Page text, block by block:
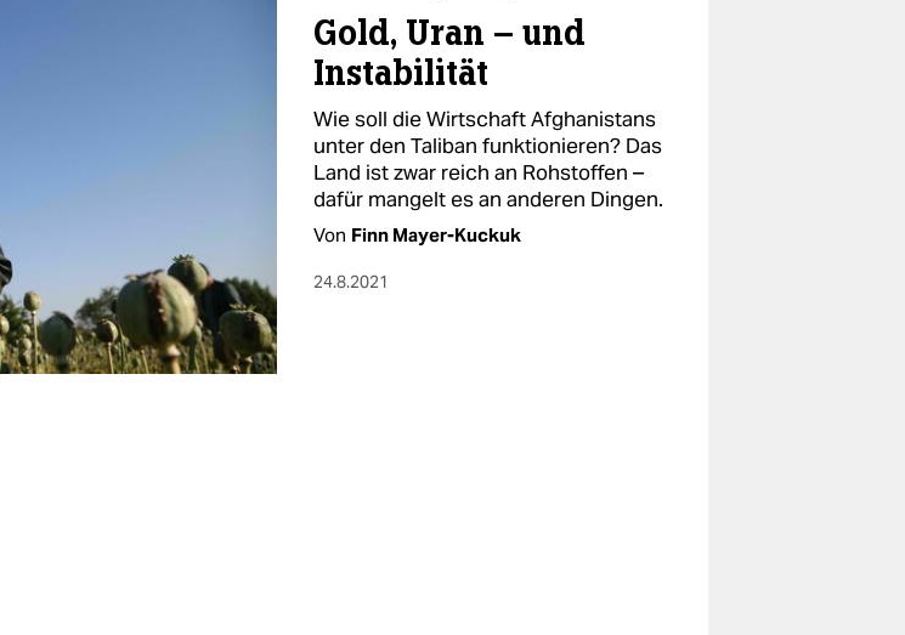
Gold, Uran – und
Instabilität
Wie soll die Wirtschaft Afghanistans
unter den Taliban funktionieren? Das
Land ist zwar reich an Rohstoffen –
dafür mangelt es an anderen Dingen.
Von Finn Mayer-Kuckuk
24.8.2021